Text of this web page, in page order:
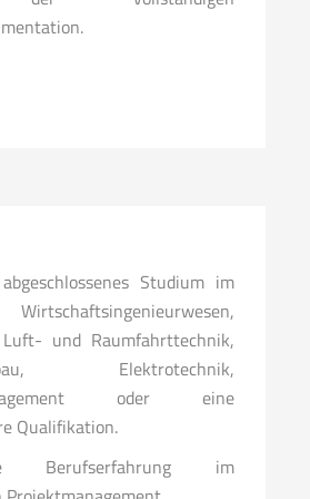
Studium im
und Raumfahrttechnik,
Elektrotechnik,
oder eine
Qualifikation.
Berufserfahrung im